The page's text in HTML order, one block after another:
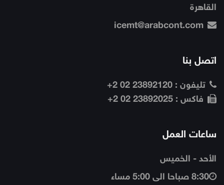
القاهرة
icemt@arabcont.com
اتصل بنا
تليفون : 23892120 02 2+
فاكس : 23892025 02 2+
ساعات العمل
الأحد - الخميس
8:30 صباحا الى 5:00 مساء